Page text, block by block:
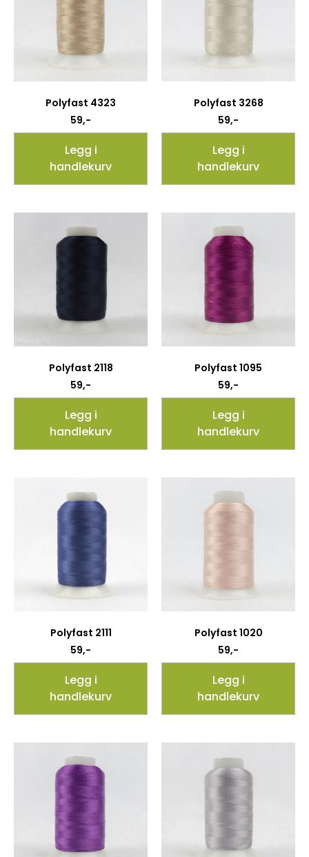
Polyfast 4323
59,-
Legg i
handlekurv
Polyfast 3268
59,-
Legg i
handlekurv
Polyfast 2118
59,-
Legg i
handlekurv
Polyfast 1095
59,-
Legg i
handlekurv
Polyfast 2111
59,-
Legg i
handlekurv
Polyfast 1020
59,-
Legg i
handlekurv